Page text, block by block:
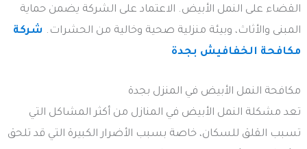
القضاء على النمل الأبيض. الاعتماد على الشركة يضمن حماية
المبنى والأثاث، وبيئة منزلية صحية وخالية من الحشرات. شركة
مكافحة الخفافيش بجدة
مكافحة النمل الأبيض في المنزل بجدة
تعد مشكلة النمل الأبيض في المنازل من أكثر المشاكل التي
تسبب القلق للسكان، خاصة بسبب الأضرار الكبيرة التي قد تلحق